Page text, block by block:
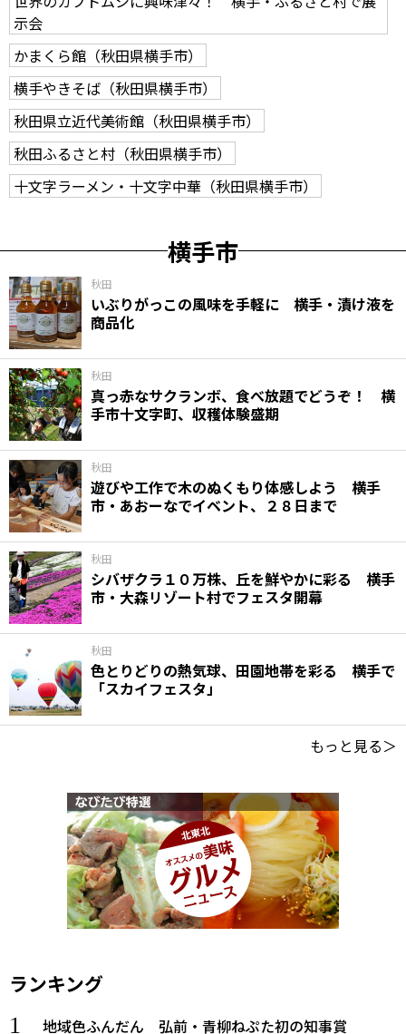
示会
かまくら館（秋田県横手市）
横手やきそば（秋田県横手市）
秋田県立近代美術館（秋田県横手市）
秋田ふるさと村（秋田県横手市）
十文字ラーメン・十文字中華（秋田県横手市）
横手市
秋田
いぶりがっこの風味を手軽に 横手・漬け液を
商品化
秋田
真っ赤なサクランボ、食べ放題でどうぞ！ 横
手市十文字町、収穫体験盛期
秋田
遊びや工作で木のぬくもり体感しよう 横手
市・あおーなでイベント、２８日まで
秋田
シバザクラ１０万株、丘を鮮やかに彩る 横手
市・大森リゾート村でフェスタ開幕
秋田
色とりどりの熱気球、田園地帯を彩る 横手で
「スカイフェスタ」
もっと見る＞
ランキング
地域色ふんだん 弘前・青柳ねぷた初の知事賞